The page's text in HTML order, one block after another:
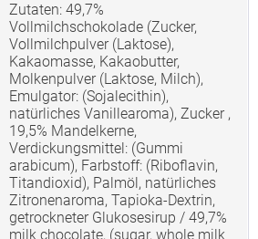
Zutaten: 49,7%
Vollmilchschokolade (Zucker,
Vollmilchpulver (Laktose),
Kakaomasse, Kakaobutter,
Molkenpulver (Laktose, Milch),
Emulgator: (Sojalecithin),
natürliches Vanillearoma), Zucker ,
19,5% Mandelkerne,
Verdickungsmittel: (Gummi
arabicum), Farbstoff: (Riboflavin,
Titandioxid), Palmöl, natürliches
Zitronenaroma, Tapioka-Dextrin,
getrockneter Glukosesirup / 49,7%
milk chocolate, (sugar, whole milk